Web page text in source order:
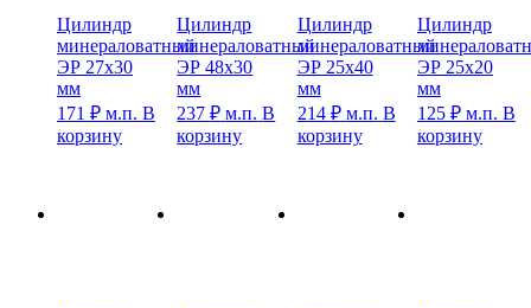
Цилиндр
минераловатный
ЭР 27х30
мм
171 ₽ м.п. В
корзину
Цилиндр
минераловатный
ЭР 48х30
мм
237₽ м.п. В
корзину
Цилиндр
минераловатный
ЭР 25х40
мм
214 ₽ м.п. В
корзину
Цилиндр
ЭР 25х20
мм
125 ₽ м.п. В
корзину